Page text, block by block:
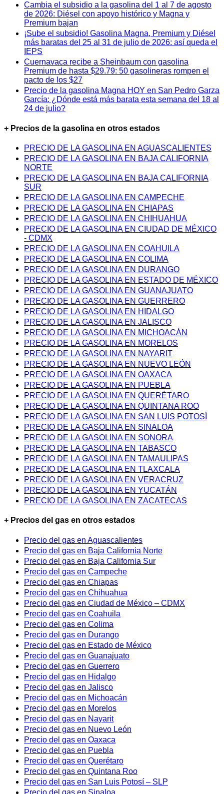
Cambia el subsidio a la gasolina del 1 al 7 de agosto
de 2026: Diésel con apoyo histórico y Magna y
Premium bajan
¡Sube el subsidio! Gasolina Magna, Premium y Diésel
más baratas del 25 al 31 de julio de 2026: así queda el
IEPS
Cuernavaca recibe a Sheinbaum con gasolina
Premium de hasta $29.79: 50 gasolineras rompen el
pacto de los $27
Precio de la gasolina Magna HOY en San Pedro Garza
García: ¿Dónde está más barata esta semana del 18 al
24 de julio?
+ Precios de la gasolina en otros estados
PRECIO DE LA GASOLINA EN AGUASCALIENTES
PRECIO DE LA GASOLINA EN BAJA CALIFORNIA
NORTE
PRECIO DE LA GASOLINA EN BAJA CALIFORNIA
SUR
PRECIO DE LA GASOLINA EN CAMPECHE
PRECIO DE LA GASOLINA EN CHIAPAS
PRECIO DE LA GASOLINA EN CHIHUAHUA
PRECIO DE LA GASOLINA EN CIUDAD DE MÉXICO
- CDMX
PRECIO DE LA GASOLINA EN COAHUILA
PRECIO DE LA GASOLINA EN COLIMA
PRECIO DE LA GASOLINA EN DURANGO
PRECIO DE LA GASOLINA EN ESTADO DE MÉXICO
PRECIO DE LA GASOLINA EN GUANAJUATO
PRECIO DE LA GASOLINA EN GUERRERO
PRECIO DE LA GASOLINA EN HIDALGO
PRECIO DE LA GASOLINA EN JALISCO
PRECIO DE LA GASOLINA EN MICHOACÁN
PRECIO DE LA GASOLINA EN MORELOS
PRECIO DE LA GASOLINA EN NAYARIT
PRECIO DE LA GASOLINA EN NUEVO LEÓN
PRECIO DE LA GASOLINA EN OAXACA
PRECIO DE LA GASOLINA EN PUEBLA
PRECIO DE LA GASOLINA EN QUERÉTARO
PRECIO DE LA GASOLINA EN QUINTANA ROO
PRECIO DE LA GASOLINA EN SAN LUIS POTOSÍ
PRECIO DE LA GASOLINA EN SINALOA
PRECIO DE LA GASOLINA EN SONORA
PRECIO DE LA GASOLINA EN TABASCO
PRECIO DE LA GASOLINA EN TAMAULIPAS
PRECIO DE LA GASOLINA EN TLAXCALA
PRECIO DE LA GASOLINA EN VERACRUZ
PRECIO DE LA GASOLINA EN YUCATÁN
PRECIO DE LA GASOLINA EN ZACATECAS
+ Precios del gas en otros estados
Precio del gas en Aguascalientes
Precio del gas en Baja California Norte
Precio del gas en Baja California Sur
Precio del gas en Campeche
Precio del gas en Chiapas
Precio del gas en Chihuahua
Precio del gas en Ciudad de México – CDMX
Precio del gas en Coahuila
Precio del gas en Colima
Precio del gas en Durango
Precio del gas en Estado de México
Precio del gas en Guanajuato
Precio del gas en Guerrero
Precio del gas en Hidalgo
Precio del gas en Jalisco
Precio del gas en Michoacán
Precio del gas en Morelos
Precio del gas en Nayarit
Precio del gas en Nuevo León
Precio del gas en Oaxaca
Precio del gas en Puebla
Precio del gas en Querétaro
Precio del gas en Quintana Roo
Precio del gas en San Luis Potosí – SLP
Precio del gas en Sinaloa